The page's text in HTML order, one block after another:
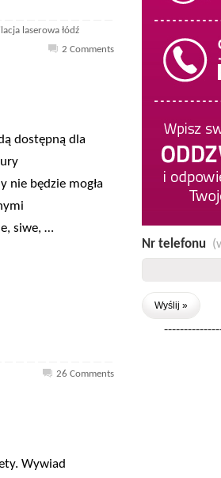
laserowa łódź
2 Comments
dostępną dla
nie będzie mogła
siwe, …
26 Comments
Wywiad
Nr telefonu